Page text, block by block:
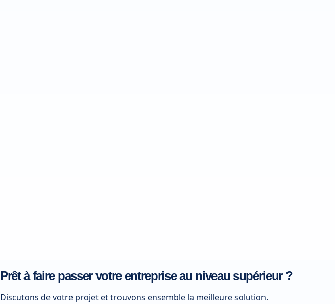
Prêt à faire passer votre entreprise au niveau supérieur ?
Discutons de votre projet et trouvons ensemble la meilleure solution.